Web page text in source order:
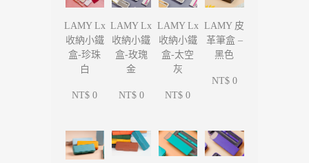
LAMY Lx
收納小鐵
盒-珍珠
白
NT$ 0
LAMY Lx
收納小鐵
盒-玫瑰
金
NT$ 0
LAMY Lx
收納小鐵
盒-太空
灰
NT$ 0
LAMY 皮
革筆盒 –
黑色
NT$ 0